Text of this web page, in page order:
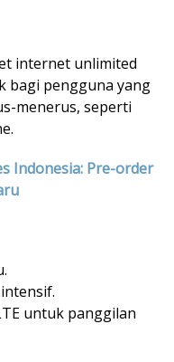
internet unlimited
bagi pengguna yang
menerus, seperti
Indonesia: Pre-order
untuk panggilan